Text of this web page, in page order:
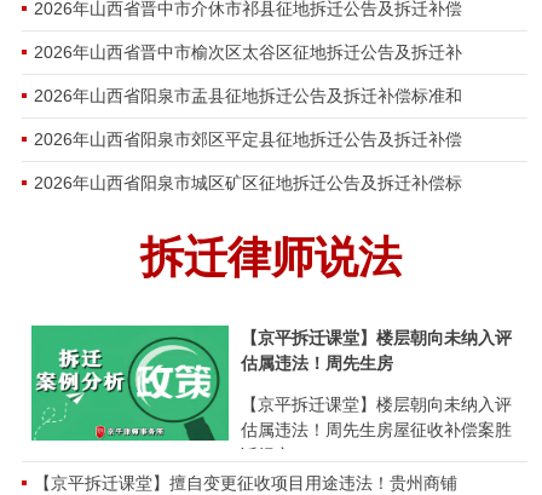
广西北海房屋拆迁纠纷案例：因拆迁补偿未达成合
山东费县房屋拆迁纠纷案例：合法住宅因征地补偿
北京房山董家林村胜诉案例：房屋腾退村民申请村
浙江宁波江北工厂拆迁安置胜诉案例：金属加工厂
开庭公告：2026年7月24日四川省广元市中级人民法
开庭公告：2026年8月18日浙江省玉环市人民法院集
2026年山西省晋中市介休市祁县征地拆迁公告及拆迁补偿
2026年山西省晋中市榆次区太谷区征地拆迁公告及拆迁补
2026年山西省阳泉市盂县征地拆迁公告及拆迁补偿标准和
2026年山西省阳泉市郊区平定县征地拆迁公告及拆迁补偿
2026年山西省阳泉市城区矿区征地拆迁公告及拆迁补偿标
拆迁律师说法
【京平拆迁课堂】楼层朝向未纳入评
估属违法！周先生房
【京平拆迁课堂】楼层朝向未纳入评
估属违法！周先生房屋征收补偿案胜
诉纪实
【京平拆迁课堂】擅自变更征收项目用途违法！贵州商铺